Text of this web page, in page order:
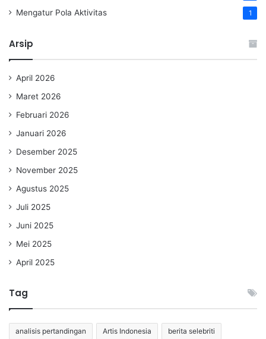
Mengatur Pola Aktivitas 1
Arsip
April 2026
Maret 2026
Februari 2026
Januari 2026
Desember 2025
November 2025
Agustus 2025
Juli 2025
Juni 2025
Mei 2025
April 2025
Tag
analisis pertandingan Artis Indonesia berita selebriti